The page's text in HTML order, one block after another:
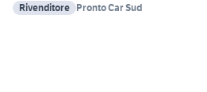
Rivenditore Pronto Car Sud